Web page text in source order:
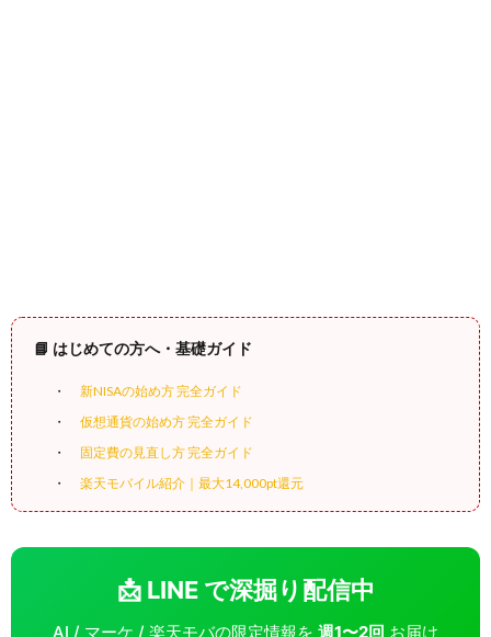
📘 はじめての方へ・基礎ガイド
新NISAの始め方 完全ガイド
仮想通貨の始め方 完全ガイド
固定費の見直し方 完全ガイド
楽天モバイル紹介｜最大14,000pt還元
📩 LINE で深掘り配信中
AI / マーケ / 楽天モバの限定情報を 週1〜2回 お届け